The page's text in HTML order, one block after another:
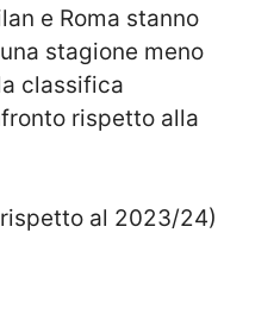
e Roma stanno
stagione meno
classifica
rispetto alla
al 2023/24)